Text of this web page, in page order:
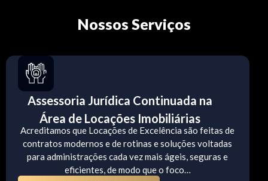
Nossos Serviços
Assessoria Jurídica Continuada na
Área de Locações Imobiliárias
Acreditamos que Locações de Excelência são feitas de
contratos modernos e de rotinas e soluções voltadas
para administrações cada vez mais ágeis, seguras e
eficientes, de modo que o foco…